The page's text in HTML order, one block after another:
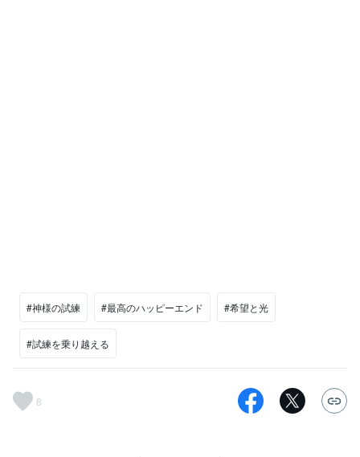
#神様の試練 #最高のハッピーエンド #希望と光
#試練を乗り越える
8